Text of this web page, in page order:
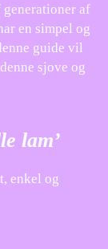
af
en simpel og
guide vil
sjove og
lam’
enkel og